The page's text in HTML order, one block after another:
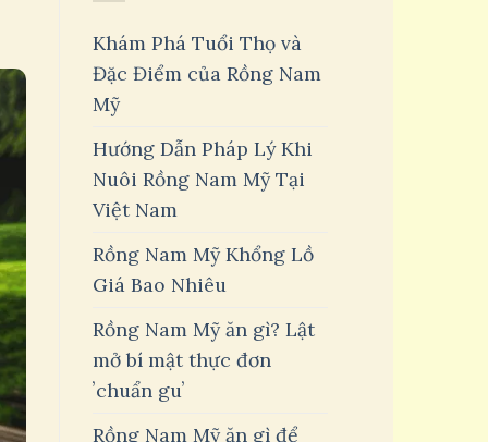
Khám Phá Tuổi Thọ và
Đặc Điểm của Rồng Nam
Mỹ
Hướng Dẫn Pháp Lý Khi
Nuôi Rồng Nam Mỹ Tại
Việt Nam
Rồng Nam Mỹ Khổng Lồ
Giá Bao Nhiêu
Rồng Nam Mỹ ăn gì? Lật
mở bí mật thực đơn
ʼchuẩn guʼ
Rồng Nam Mỹ ăn gì để